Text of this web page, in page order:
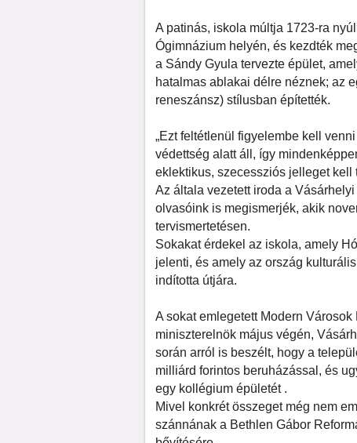
A patinás, iskola múltja 1723-ra
Ógimnázium helyén, és kezdték
a Sándy Gyula tervezte épület,
hatalmas ablakai délre néznek; az
reneszánsz) stílusban építették.
„Ezt feltétlenül figyelembe kell
védettség alatt áll, így
eklektikus, szecessziós jelleget kell
Az általa vezetett iroda a
olvasóink is megismerjék, akik
tervismertetésen.
Sokakat érdekel az iskola, amely
jelenti, és amely az ország
indította útjára.
A sokat emlegetett Modern
miniszterelnök május végén,
során arról is beszélt, hogy a
milliárd forintos beruházással, és
egy kollégium épületét .
Mivel konkrét összeget még nem
szánnának a Bethlen Gábor